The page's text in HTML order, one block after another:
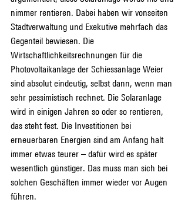
nimmer rentieren. Dabei haben wir vonseiten
Stadtverwaltung und Exekutive mehrfach das
Gegenteil bewiesen. Die
Wirtschaftlichkeitsrechnungen für die
Photovoltaikanlage der Schiessanlage Weier
sind absolut eindeutig, selbst dann, wenn man
sehr pessimistisch rechnet. Die Solaranlage
wird in einigen Jahren so oder so rentieren,
das steht fest. Die Investitionen bei
erneuerbaren Energien sind am Anfang halt
immer etwas teurer – dafür wird es später
wesentlich günstiger. Das muss man sich bei
solchen Geschäften immer wieder vor Augen
führen.